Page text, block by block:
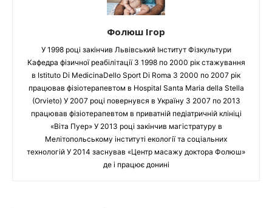
Фолюш Ігор
У 1998 році закінчив Львівський Інститут Фізкультури
Кафедра фізичної реабілітації З 1998 по 2000 рік стажування
в Istituto Di MedicinaDello Sport Di Roma З 2000 по 2007 рік
працював фізіотерапевтом в Hospital Santa Maria della Stella
(Orvieto) У 2007 році повернувся в Україну З 2007 по 2013
працював фізіотерапевтом в приватній педіатричній клініці
«Віта Пуер» У 2013 році закінчив магістратуру в
Мелітопольському інституті екології та соціальних
технологій У 2014 заснував «Центр масажу доктора Фолюш»
де і працює донині